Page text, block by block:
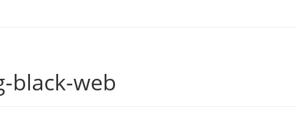
black-web